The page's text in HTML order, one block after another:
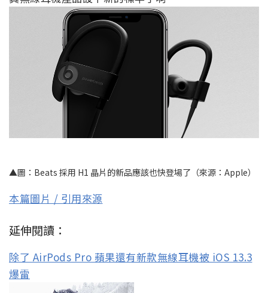
▲圖：Beats 採用 H1 晶片的新品應該也快登場了（來源：Apple）
本篇圖片 / 引用來源
延伸閱讀：
除了 AirPods Pro 蘋果還有新款無線耳機被 iOS 13.3
爆雷